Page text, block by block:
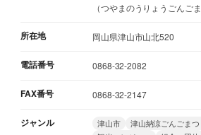
（つやまのうりょうごんごま
所在地 岡山県津山市山北520
電話番号 0868-32-2082
FAX番号 0868-32-2147
ジャンル 津山市 津山納涼ごんごまつ